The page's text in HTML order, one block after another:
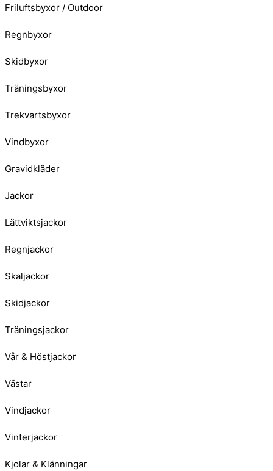
Friluftsbyxor / Outdoor
Regnbyxor
Skidbyxor
Träningsbyxor
Trekvartsbyxor
Vindbyxor
Gravidkläder
Jackor
Lättviktsjackor
Regnjackor
Skaljackor
Skidjackor
Träningsjackor
Vår & Höstjackor
Västar
Vindjackor
Vinterjackor
Kjolar & Klänningar